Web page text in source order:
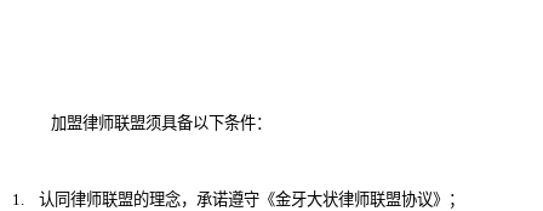
加盟律师联盟须具备以下条件：
1. 认同律师联盟的理念，承诺遵守《金牙大状律师联盟协议》；